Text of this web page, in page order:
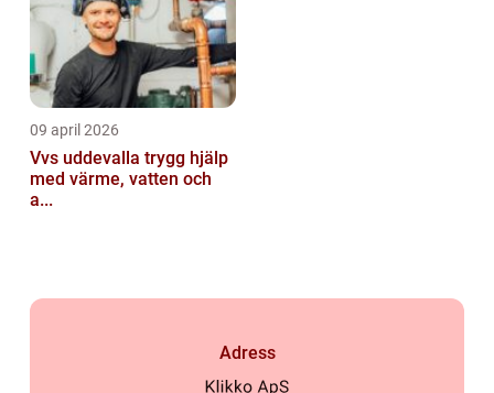
09 april 2026
Vvs uddevalla trygg hjälp
med värme, vatten och
a...
Adress